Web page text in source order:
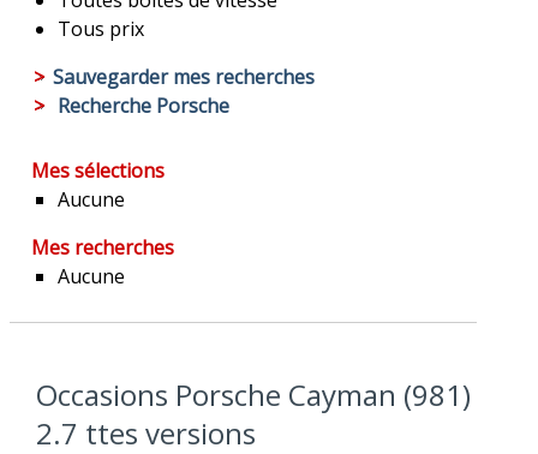
Tous prix
> Sauvegarder mes recherches
> Recherche Porsche
Mes sélections
Aucune
Mes recherches
Aucune
Occasions Porsche Cayman (981)
2.7 ttes versions